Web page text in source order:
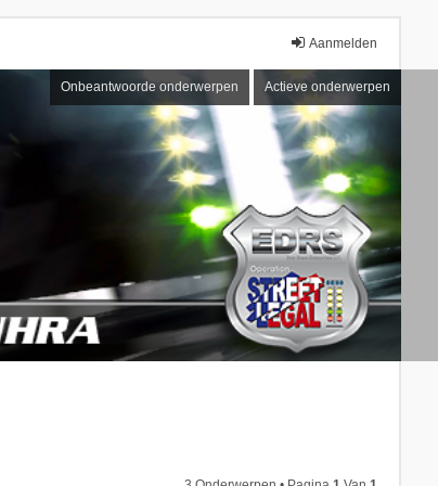
Aanmelden
Onbeantwoorde onderwerpen Actieve onderwerpen